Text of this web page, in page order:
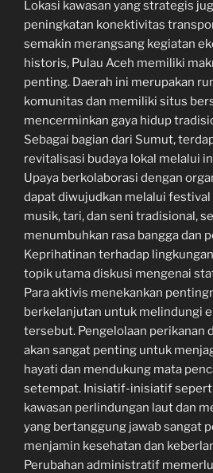
Lokasi kawasan yang strategis
peningkatan konektivitas
semakin merangsang kegiatan
historis, Pulau Aceh memiliki
penting. Daerah ini merupakan
komunitas dan memiliki situs
mencerminkan gaya hidup
Sebagai bagian dari Sumut,
revitalisasi budaya lokal melalui
Upaya berkolaborasi dengan
dapat diwujudkan melalui
musik, tari, dan seni tradisional,
menumbuhkan rasa bangga dan
Keprihatinan terhadap
topik utama diskusi mengenai
Para aktivis menekankan
berkelanjutan untuk melindungi
tersebut. Pengelolaan perikanan
akan sangat penting untuk
hayati dan mendukung mata
setempat. Inisiatif-inisiatif
kawasan perlindungan laut dan
yang bertanggung jawab sangat
menjamin kesehatan dan
Perubahan administratif